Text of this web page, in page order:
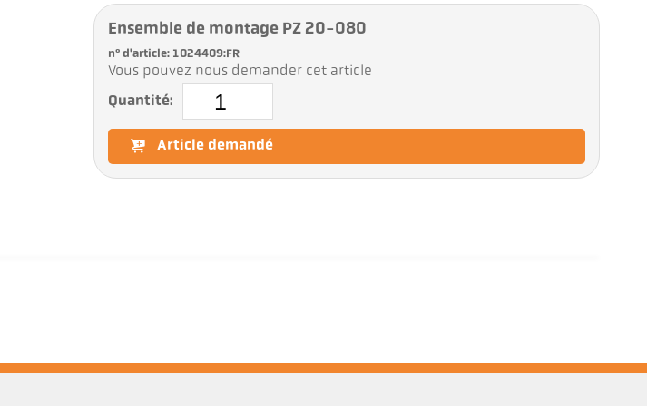
Ensemble de montage PZ 20-080
n° d'article: 1024409:FR
Vous pouvez nous demander cet article
Quantité:
Article demandé